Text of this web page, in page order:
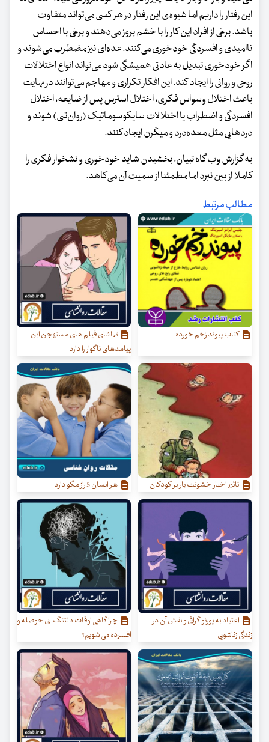
این رفتار را داریم اما شیوه‌ی این رفتار در هر کسی می‌تواند متفاوت
باشد. برخی از افراد این کار را با خشم بروز می‌دهند و برخی با احساس
ناامیدی و افسردگی خودخوری می‌کنند. عده‌ای نیز مضطرب می‌شوند و
اگر خودخوری تبدیل به عادتی همیشگی شود می‌تواند انواع اختلالات
روحی و روانی را ایجاد کند. این افکار تکراری و مهاجم می‌توانند در نهایت
باعث اختلال وسواس فکری، اختلال استرس پس از ضایعه، اختلال
افسردگی و اضطراب یا اختلالات سایکوسوماتیک (روان‌تنی) شوند و
دردهایی مثل معده‌درد و میگرن ایجاد کنند.
به گزارش وب گاه تبیان، بخشیدن شاید خودخوری و نشخوار فکری را
کاملا از بین نبرد اما مطمئنا از سمیت آن می‌کاهد.
مطالب مرتبط
کتاب پیوند زخم خورده
تماشای فیلم های مستهجن این
پیامدهای ناگوار را دارد
تاثیر اخبار خشونت بار بر کودکان هر انسان 5 راز مگو دارد
اعتیاد به پورنو گرافی و نقش آن در
زندگی زناشویی
چرا گاهی اوقات دلتنگ، بی حوصله و
افسرده می شویم؟